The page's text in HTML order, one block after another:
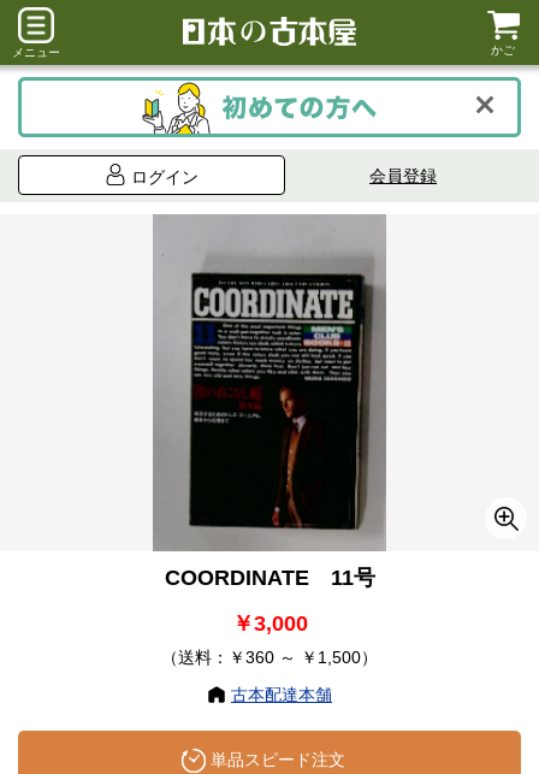
メニュー かご
ログイン 会員登録
COORDINATE 11号
￥3,000
（送料：￥360 ～ ￥1,500）
古本配達本舗
単品スピード注文